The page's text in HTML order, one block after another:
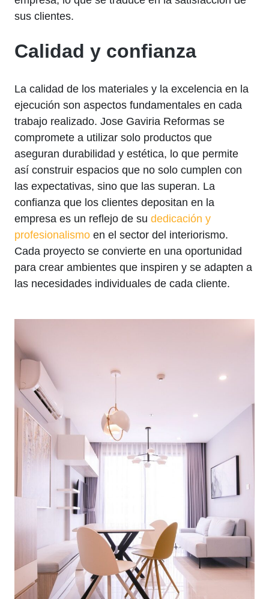
sus clientes.
Calidad y confianza
La calidad de los materiales y la excelencia en la
ejecución son aspectos fundamentales en cada
trabajo realizado. Jose Gaviria Reformas se
compromete a utilizar solo productos que
aseguran durabilidad y estética, lo que permite
así construir espacios que no solo cumplen con
las expectativas, sino que las superan. La
confianza que los clientes depositan en la
empresa es un reflejo de su dedicación y
profesionalismo en el sector del interiorismo.
Cada proyecto se convierte en una oportunidad
para crear ambientes que inspiren y se adapten a
las necesidades individuales de cada cliente.